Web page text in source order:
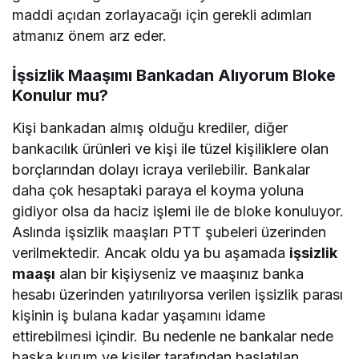
maddi açıdan zorlayacağı için gerekli adımları
atmanız önem arz eder.
İşsizlik Maaşımı Bankadan Alıyorum Bloke
Konulur mu?
Kişi bankadan almış olduğu krediler, diğer
bankacılık ürünleri ve kişi ile tüzel kişiliklere olan
borçlarından dolayı icraya verilebilir. Bankalar
daha çok hesaptaki paraya el koyma yoluna
gidiyor olsa da haciz işlemi ile de bloke konuluyor.
Aslında işsizlik maaşları PTT şubeleri üzerinden
verilmektedir. Ancak oldu ya bu aşamada işsizlik
maaşı alan bir kişiyseniz ve maaşınız banka
hesabı üzerinden yatırılıyorsa verilen işsizlik parası
kişinin iş bulana kadar yaşamını idame
ettirebilmesi içindir. Bu nedenle ne bankalar nede